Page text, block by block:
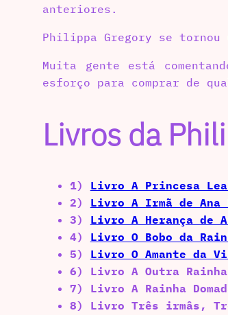
anteriores.
Philippa Gregory se
Muita gente está
esforço para comprar de
Livros da
1) Livro A Princesa
2) Livro A Irmã de Ana
3) Livro A Herança de
4) Livro O Bobo da
5) Livro O Amante da
6) Livro A Outra Rainha
7) Livro A Rainha
8) Livro Três irmâs,